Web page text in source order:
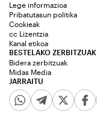
JARRAITU
Lege informazioa
Pribatutasun politika
Cookieak
cc Lizentzia
Kanal etikoa
BESTELAKO ZERBITZUAK
Bidera zerbitzuak
Midas Media